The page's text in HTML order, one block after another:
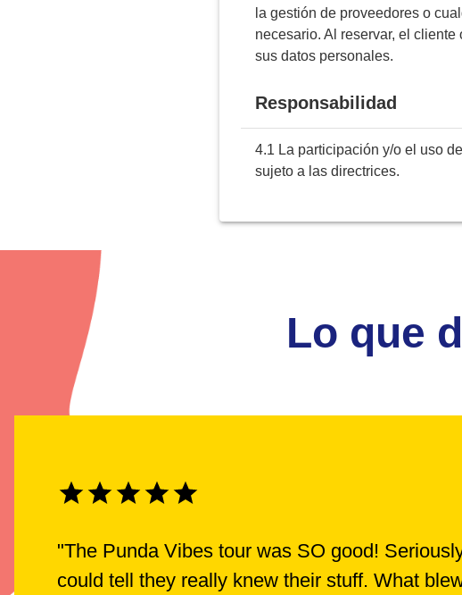
la gestión de proveedores o
necesario. Al reservar, el
sus datos personales.
Responsabilidad
4.1 La participación y/o el uso
sujeto a las directrices.
Lo que
"The Punda Vibes tour was SO good!
could tell they really knew their stuff. What